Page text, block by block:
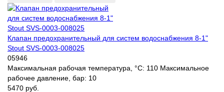
Клапан предохранительный для систем водоснабжения 8-1"
Stout SVS-0003-008025
05946
Максимальная рабочая температура, °С: 110 Максимальное
рабочее давление, бар: 10
5470 руб.